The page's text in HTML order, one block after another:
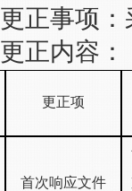
更正事项：
更正内容：
更正项
首次响应文件